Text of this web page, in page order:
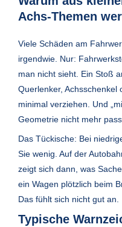
Achs-Themen
Viele Schäden am
irgendwie. Nur:
man nicht sieht. Ein Stoß
Querlenker, Achsschenkel
minimal verziehen. Und
Geometrie nicht mehr
Das Tückische: Bei
Sie wenig. Auf der
zeigt sich dann, was
ein Wagen plötzlich beim
Das fühlt sich nicht gut an.
Typische